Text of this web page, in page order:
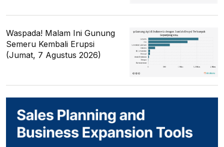
Waspada! Malam Ini Gunung
Semeru Kembali Erupsi
(Jumat, 7 Agustus 2026)